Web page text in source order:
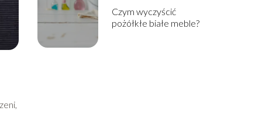
Czym wyczyścić
pożółkłe białe meble?